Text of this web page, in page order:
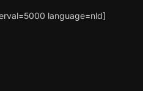
language=nld]